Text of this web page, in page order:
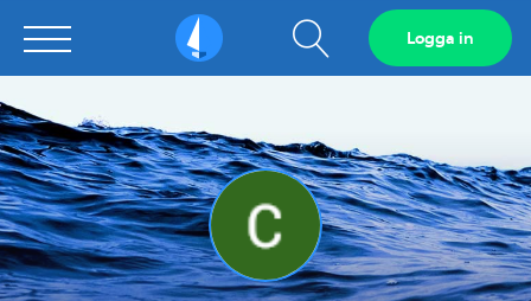
Sailarena Visa
sökfält
Logga in